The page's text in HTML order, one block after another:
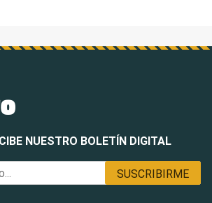
NUESTRO BOLETÍN DIGITAL